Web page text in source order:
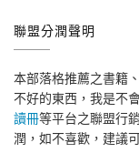
聯盟分潤聲明
本部落格推薦之書籍
不好的東西，我是不
讀冊等平台之聯盟行
潤，如不喜歡，建議